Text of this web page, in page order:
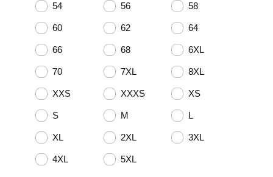
54 56 58
60 62 64
66 68 6XL
70 7XL 8XL
XXS XXXS XS
S M L
XL 2XL 3XL
4XL 5XL